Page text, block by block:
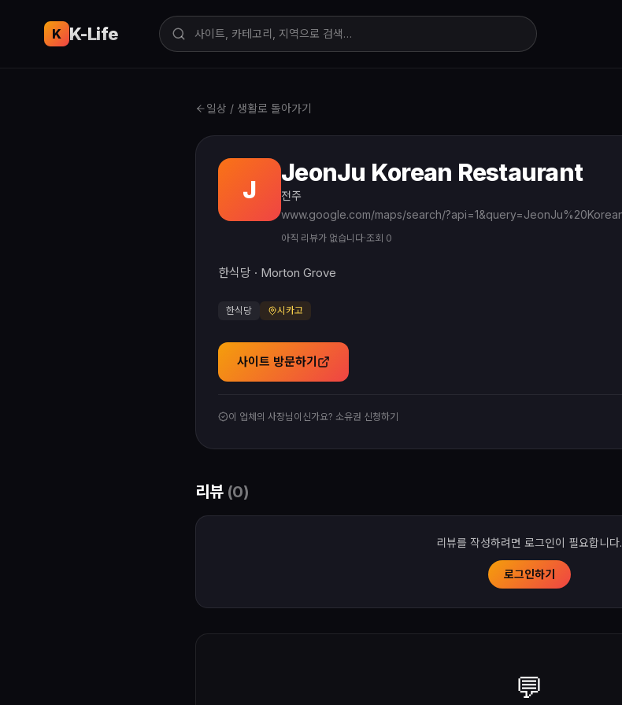
K K-Life
일상 / 생활로 돌아가기
J
JeonJu Korean Restaurant
전주
아직 리뷰가 없습니다·조회 0
한식당 · Morton Grove
한식당 시카고
사이트 방문하기
이 업체의 사장님이신가요? 소유권 신청하기
리뷰 (0)
리뷰를 작성하려면 로그인이 필요합니다.
로그인하기
💬